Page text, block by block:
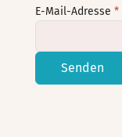
E-Mail-Adresse *
Senden